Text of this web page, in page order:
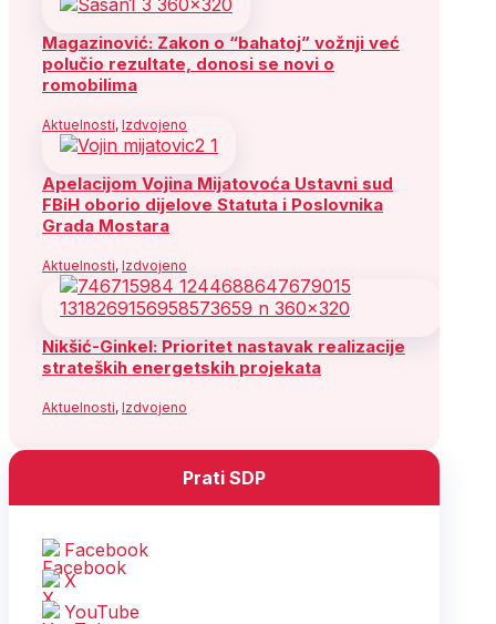
Magazinović: Zakon o “bahatoj” vožnji već
polučio rezultate, donosi se novi o
romobilima
Aktuelnosti, Izdvojeno
Apelacijom Vojina Mijatovoća Ustavni sud
FBiH oborio dijelove Statuta i Poslovnika
Grada Mostara
Aktuelnosti, Izdvojeno
Nikšić-Ginkel: Prioritet nastavak realizacije
strateških energetskih projekata
Aktuelnosti, Izdvojeno
Prati SDP
Facebook
X
YouTube